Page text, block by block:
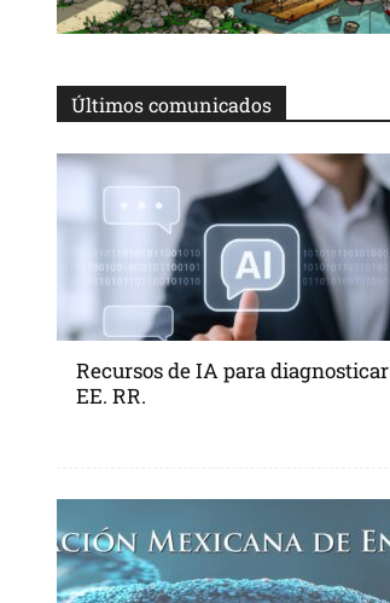
Últimos comunicados
Recursos de IA para diagnosticar
EE. RR.